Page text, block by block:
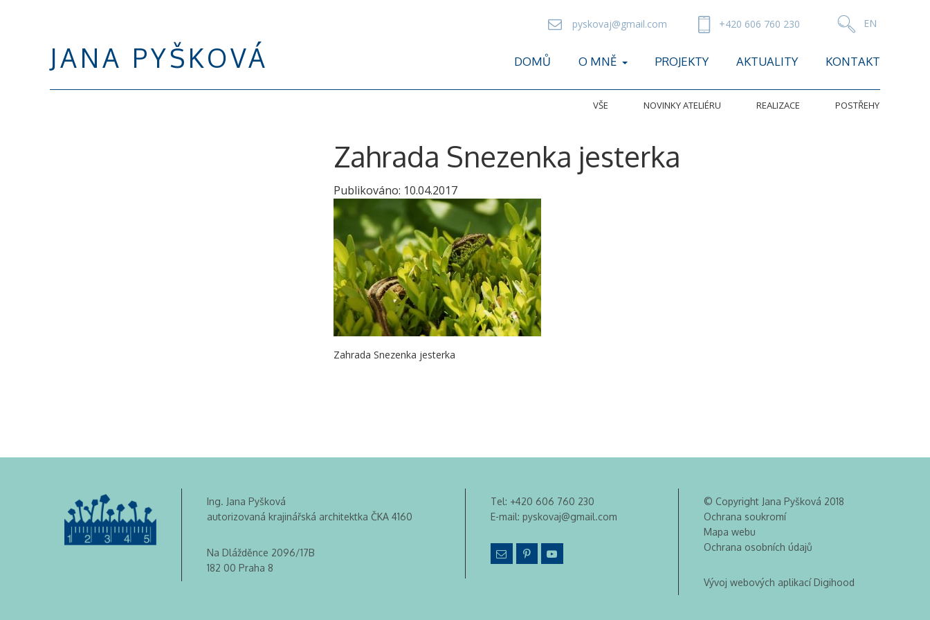
JANA PYŠKOVÁ
pyskovaj@gmail.com +420 606 760 230
DOMŮ O MNĚ PROJEKTY AKTUALITY KONTAKT
VŠE NOVINKY ATELIÉRU REALIZACE POSTŘEHY
Zahrada Snezenka jesterka
Publikováno: 10.04.2017
Zahrada Snezenka jesterka
Ing. Jana Pyšková
autorizovaná krajinářská architektka ČKA 4160
Na Dlážděnce 2096/17B
182 00 Praha 8
Tel: +420 606 760 230
E-mail: pyskovaj@gmail.com
© Copyright Jana Pyšková 2018
Ochrana soukromí
Mapa webu
Ochrana osobních údajů
Vývoj webových aplikací Digihood